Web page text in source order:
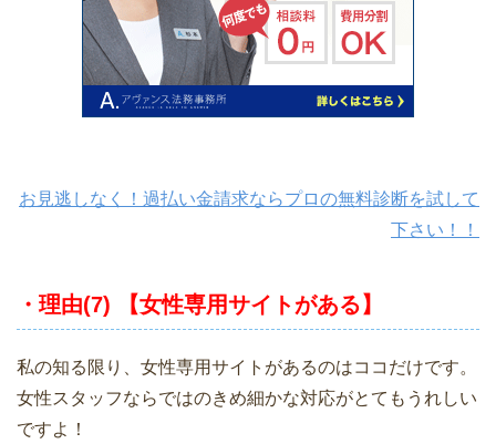
お見逃しなく！過払い金請求ならプロの無料診断を試して
下さい！！
・理由(7) 【女性専用サイトがある】
私の知る限り、女性専用サイトがあるのはココだけです。
女性スタッフならではのきめ細かな対応がとてもうれしい
ですよ！